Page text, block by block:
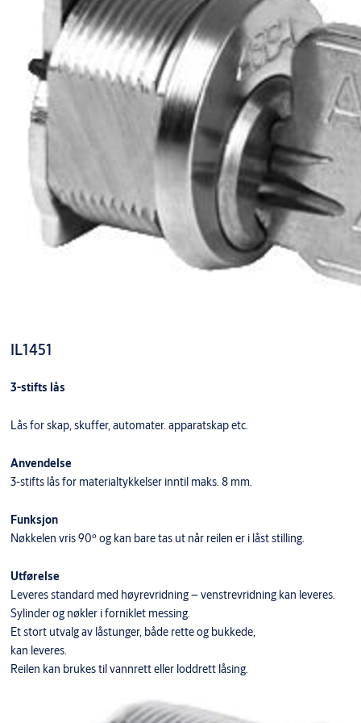
IL1451
3-stifts lås
Lås for skap, skuffer, automater. apparatskap etc.
Anvendelse
3-stifts lås for materialtykkelser inntil maks. 8 mm.
Funksjon
Nøkkelen vris 90º og kan bare tas ut når reilen er i låst stilling.
Utførelse
Leveres standard med høyrevridning – venstrevridning kan leveres.
Sylinder og nøkler i forniklet messing.
Et stort utvalg av låstunger, både rette og bukkede,
kan leveres.
Reilen kan brukes til vannrett eller loddrett låsing.